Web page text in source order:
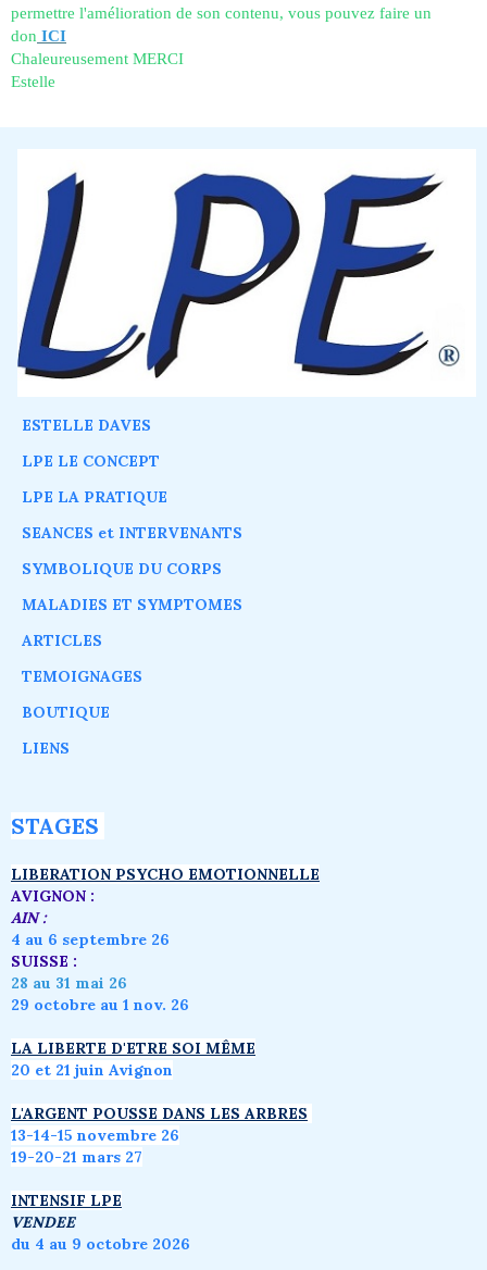
permettre l'amélioration de son contenu, vous pouvez faire un
don ICI
Chaleureusement MERCI
Estelle
ESTELLE DAVES
LPE LE CONCEPT
LPE LA PRATIQUE
SEANCES et INTERVENANTS
SYMBOLIQUE DU CORPS
MALADIES ET SYMPTOMES
ARTICLES
TEMOIGNAGES
BOUTIQUE
LIENS
STAGES
LIBERATION PSYCHO EMOTIONNELLE
AVIGNON :
AIN :
4 au 6 septembre 26
SUISSE :
28 au 31 mai 26
29 octobre au 1 nov. 26
LA LIBERTE D'ETRE SOI MÊME
20 et 21 juin Avignon
L'ARGENT POUSSE DANS LES ARBRES
13-14-15 novembre 26
19-20-21 mars 27
INTENSIF LPE
VENDEE
du 4 au 9 octobre 2026